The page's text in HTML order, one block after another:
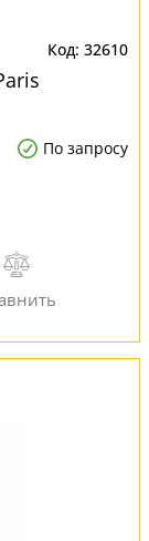
32610
По запросу